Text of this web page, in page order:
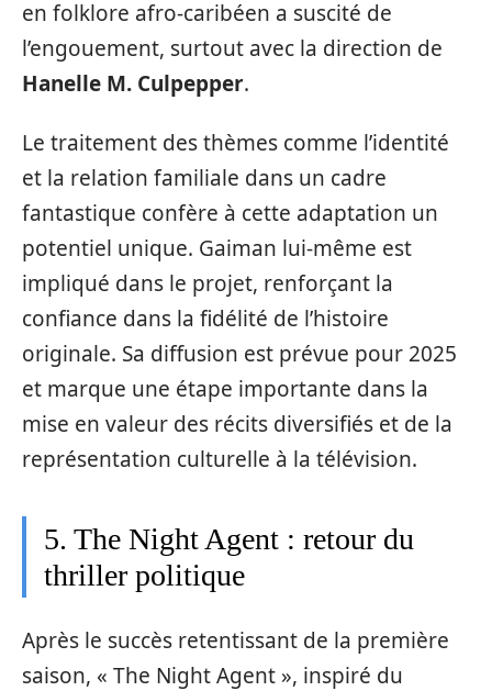
en folklore afro-caribéen a suscité de
l’engouement, surtout avec la direction de
Hanelle M. Culpepper.
Le traitement des thèmes comme l’identité
et la relation familiale dans un cadre
fantastique confère à cette adaptation un
potentiel unique. Gaiman lui-même est
impliqué dans le projet, renforçant la
confiance dans la fidélité de l’histoire
originale. Sa diffusion est prévue pour 2025
et marque une étape importante dans la
mise en valeur des récits diversifiés et de la
représentation culturelle à la télévision.
5. The Night Agent : retour du
thriller politique
Après le succès retentissant de la première
saison, « The Night Agent », inspiré du